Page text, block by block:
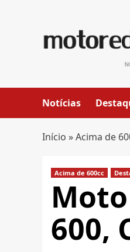
Notícias
Início »Acima de
Acima de 600cc
600,